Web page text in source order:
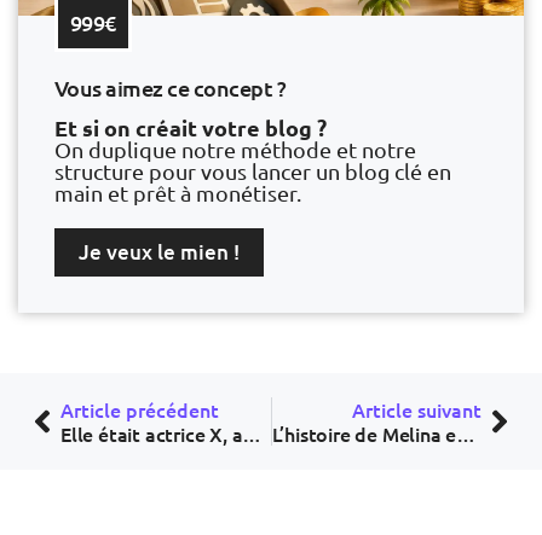
999€
Vous aimez ce concept ?
Et si on créait votre blog ?
On duplique notre méthode et notre
structure pour vous lancer un blog clé en
main et prêt à monétiser.
Je veux le mien !
Article précédent
Elle était actrice X, aujourd’hui elle est pasteure : l’histoire de Jazmine Cashmere
Article suivant
L’histoire de Melina et du vieil homme que personne ne supportait : une leçon de vie qui bouleverse